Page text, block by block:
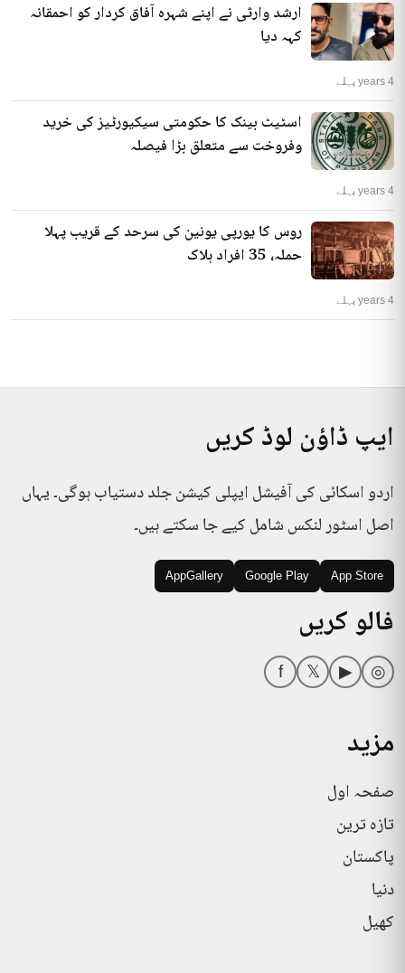
ارشد وارثی نے اپنے شہرہ آفاق کردار کو احمقانہ
کہہ دیا
4 years پہلے
اسٹیٹ بینک کا حکومتی سیکیورٹیز کی خرید
وفروخت سے متعلق بڑا فیصلہ
4 years پہلے
روس کا یورپی یونین کی سرحد کے قریب پہلا
حملہ، 35 افراد ہلاک
4 years پہلے
ایپ ڈاؤن لوڈ کریں
اردو اسکائی کی آفیشل ایپلی کیشن جلد دستیاب ہوگی۔ یہاں
اصل اسٹور لنکس شامل کیے جا سکتے ہیں۔
App Store
Google Play
AppGallery
فالو کریں
◎
▶
𝕏
f
مزید
صفحہ اول
تازہ ترین
پاکستان
دنیا
کھیل